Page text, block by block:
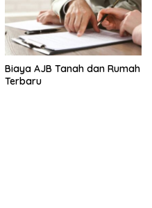
Biaya AJB Tanah dan Rumah
Terbaru